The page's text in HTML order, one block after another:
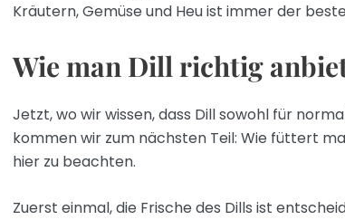
Kräutern, Gemüse und Heu ist immer der
Wie man Dill richtig
Jetzt, wo wir wissen, dass Dill sowohl für
kommen wir zum nächsten Teil: Wie füttert
hier zu beachten.
Zuerst einmal, die Frische des Dills ist